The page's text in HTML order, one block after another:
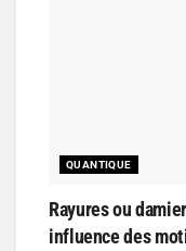
QUANTIQUE
Rayures ou
influence des